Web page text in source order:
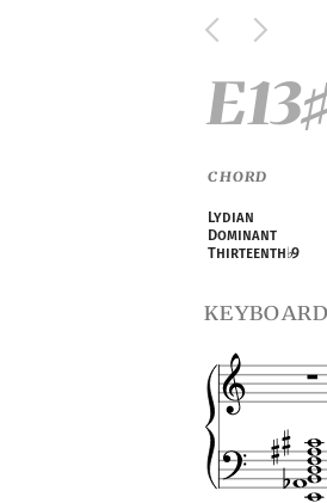
E13
CHORD
Lydian
Dominant
Thirteenth♭9